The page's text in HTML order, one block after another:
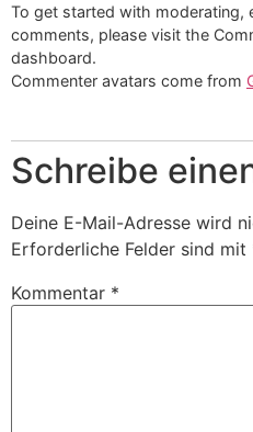
To get started with moderating,
comments, please visit the
dashboard.
Commenter avatars come from
Schreibe
Deine E-Mail-Adresse wird
Erforderliche Felder sind mit
Kommentar *